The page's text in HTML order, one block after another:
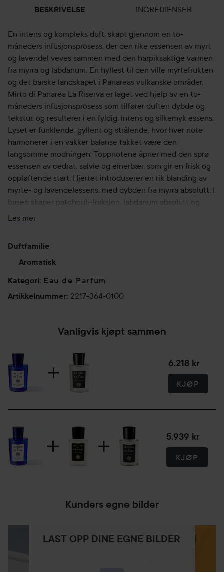
BESKRIVELSE INGREDIENSER
En intens og kompleks duft, skapt gjennom en to-
måneders infusjonsprosess, der den rike essensen av myrt
og lavendel veves sammen med den harpiksaktige varmen
fra myrra og labdanum. En hyllest til den ville myrtefrukten
og det barske landskapet i Panareas vulkanske områder,
Mirto di Panarea La Riserva er laget ved hjelp av en to-
måneders infusjonsprosess som tilfører duften dybde og
tekstur, og resulterer i en fyldig, intens og silkemyk essens.
Lyset er funklende, gyllent og strålende, hvor hver note
harmonerer i en vakker balanse takket være den
langsomme modningen. Toppnotene åpner med den sprø
essensen av cedrat, salvie og einerbær, som gir en frisk og
oppløftende start. Hjertet introduserer en rik blanding av
myrte- og lavendelessens, med dybden fra myrra absolutt. I
basen skaper patchouli-fraksjon, labdanum absolutt og
lentiskus absolutt et varmt, jordnært fundament som
etterlater et varig inntrykk. Mirto di Panarea La Riserva
blåfarge, som fanger duftens langvarige sillage. Duften
presenteres i en større hatteeske sammen med en etikett i
Bruk:
100 ml
Les mer
Duftfamilie
Aromatisk
Kategori: Eau de Parfum
Artikkelnummer: 2217-364-0100
Vanligvis kjøpt sammen
6.218 kr
KJØP
5.939 kr
KJØP
Kunders egne bilder
LAST OPP DINE EGNE BILDER